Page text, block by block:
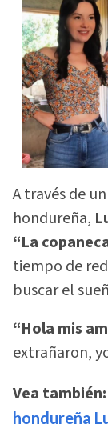
A través de
hondureña,
“La
tiempo de
buscar el
“Hola mis
extrañaron,
Vea también:
hondureña